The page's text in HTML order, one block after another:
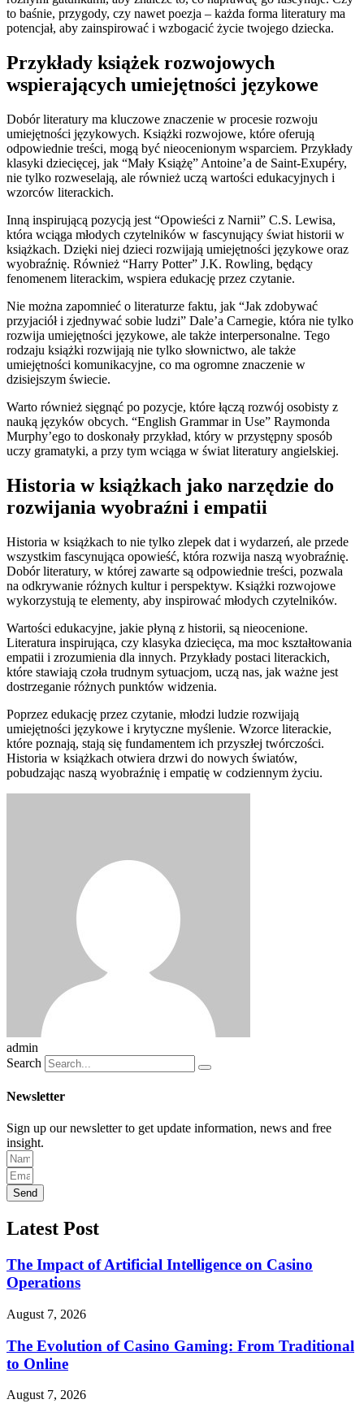
to baśnie, przygody, czy nawet poezja – każda forma literatury ma
potencjał, aby zainspirować i wzbogacić życie twojego dziecka.
Przykłady książek rozwojowych
wspierających umiejętności językowe
Dobór literatury ma kluczowe znaczenie w procesie rozwoju
umiejętności językowych. Książki rozwojowe, które oferują
odpowiednie treści, mogą być nieocenionym wsparciem. Przykłady
klasyki dziecięcej, jak “Mały Książę” Antoine’a de Saint-Exupéry,
nie tylko rozweselają, ale również uczą wartości edukacyjnych i
wzorców literackich.
Inną inspirującą pozycją jest “Opowieści z Narnii” C.S. Lewisa,
która wciąga młodych czytelników w fascynujący świat historii w
książkach. Dzięki niej dzieci rozwijają umiejętności językowe oraz
wyobraźnię. Również “Harry Potter” J.K. Rowling, będący
fenomenem literackim, wspiera edukację przez czytanie.
Nie można zapomnieć o literaturze faktu, jak “Jak zdobywać
przyjaciół i zjednywać sobie ludzi” Dale’a Carnegie, która nie tylko
rozwija umiejętności językowe, ale także interpersonalne. Tego
rodzaju książki rozwijają nie tylko słownictwo, ale także
umiejętności komunikacyjne, co ma ogromne znaczenie w
dzisiejszym świecie.
Warto również sięgnąć po pozycje, które łączą rozwój osobisty z
nauką języków obcych. “English Grammar in Use” Raymonda
Murphy’ego to doskonały przykład, który w przystępny sposób
uczy gramatyki, a przy tym wciąga w świat literatury angielskiej.
Historia w książkach jako narzędzie do
rozwijania wyobraźni i empatii
Historia w książkach to nie tylko zlepek dat i wydarzeń, ale przede
wszystkim fascynująca opowieść, która rozwija naszą wyobraźnię.
Dobór literatury, w której zawarte są odpowiednie treści, pozwala
na odkrywanie różnych kultur i perspektyw. Książki rozwojowe
wykorzystują te elementy, aby inspirować młodych czytelników.
Wartości edukacyjne, jakie płyną z historii, są nieocenione.
Literatura inspirująca, czy klasyka dziecięca, ma moc kształtowania
empatii i zrozumienia dla innych. Przykłady postaci literackich,
które stawiają czoła trudnym sytuacjom, uczą nas, jak ważne jest
dostrzeganie różnych punktów widzenia.
Poprzez edukację przez czytanie, młodzi ludzie rozwijają
umiejętności językowe i krytyczne myślenie. Wzorce literackie,
które poznają, stają się fundamentem ich przyszłej twórczości.
Historia w książkach otwiera drzwi do nowych światów,
pobudzając naszą wyobraźnię i empatię w codziennym życiu.
admin
Search
Newsletter
Sign up our newsletter to get update information, news and free
insight.
Send
Latest Post
The Impact of Artificial Intelligence on Casino
Operations
August 7, 2026
The Evolution of Casino Gaming: From Traditional
to Online
August 7, 2026